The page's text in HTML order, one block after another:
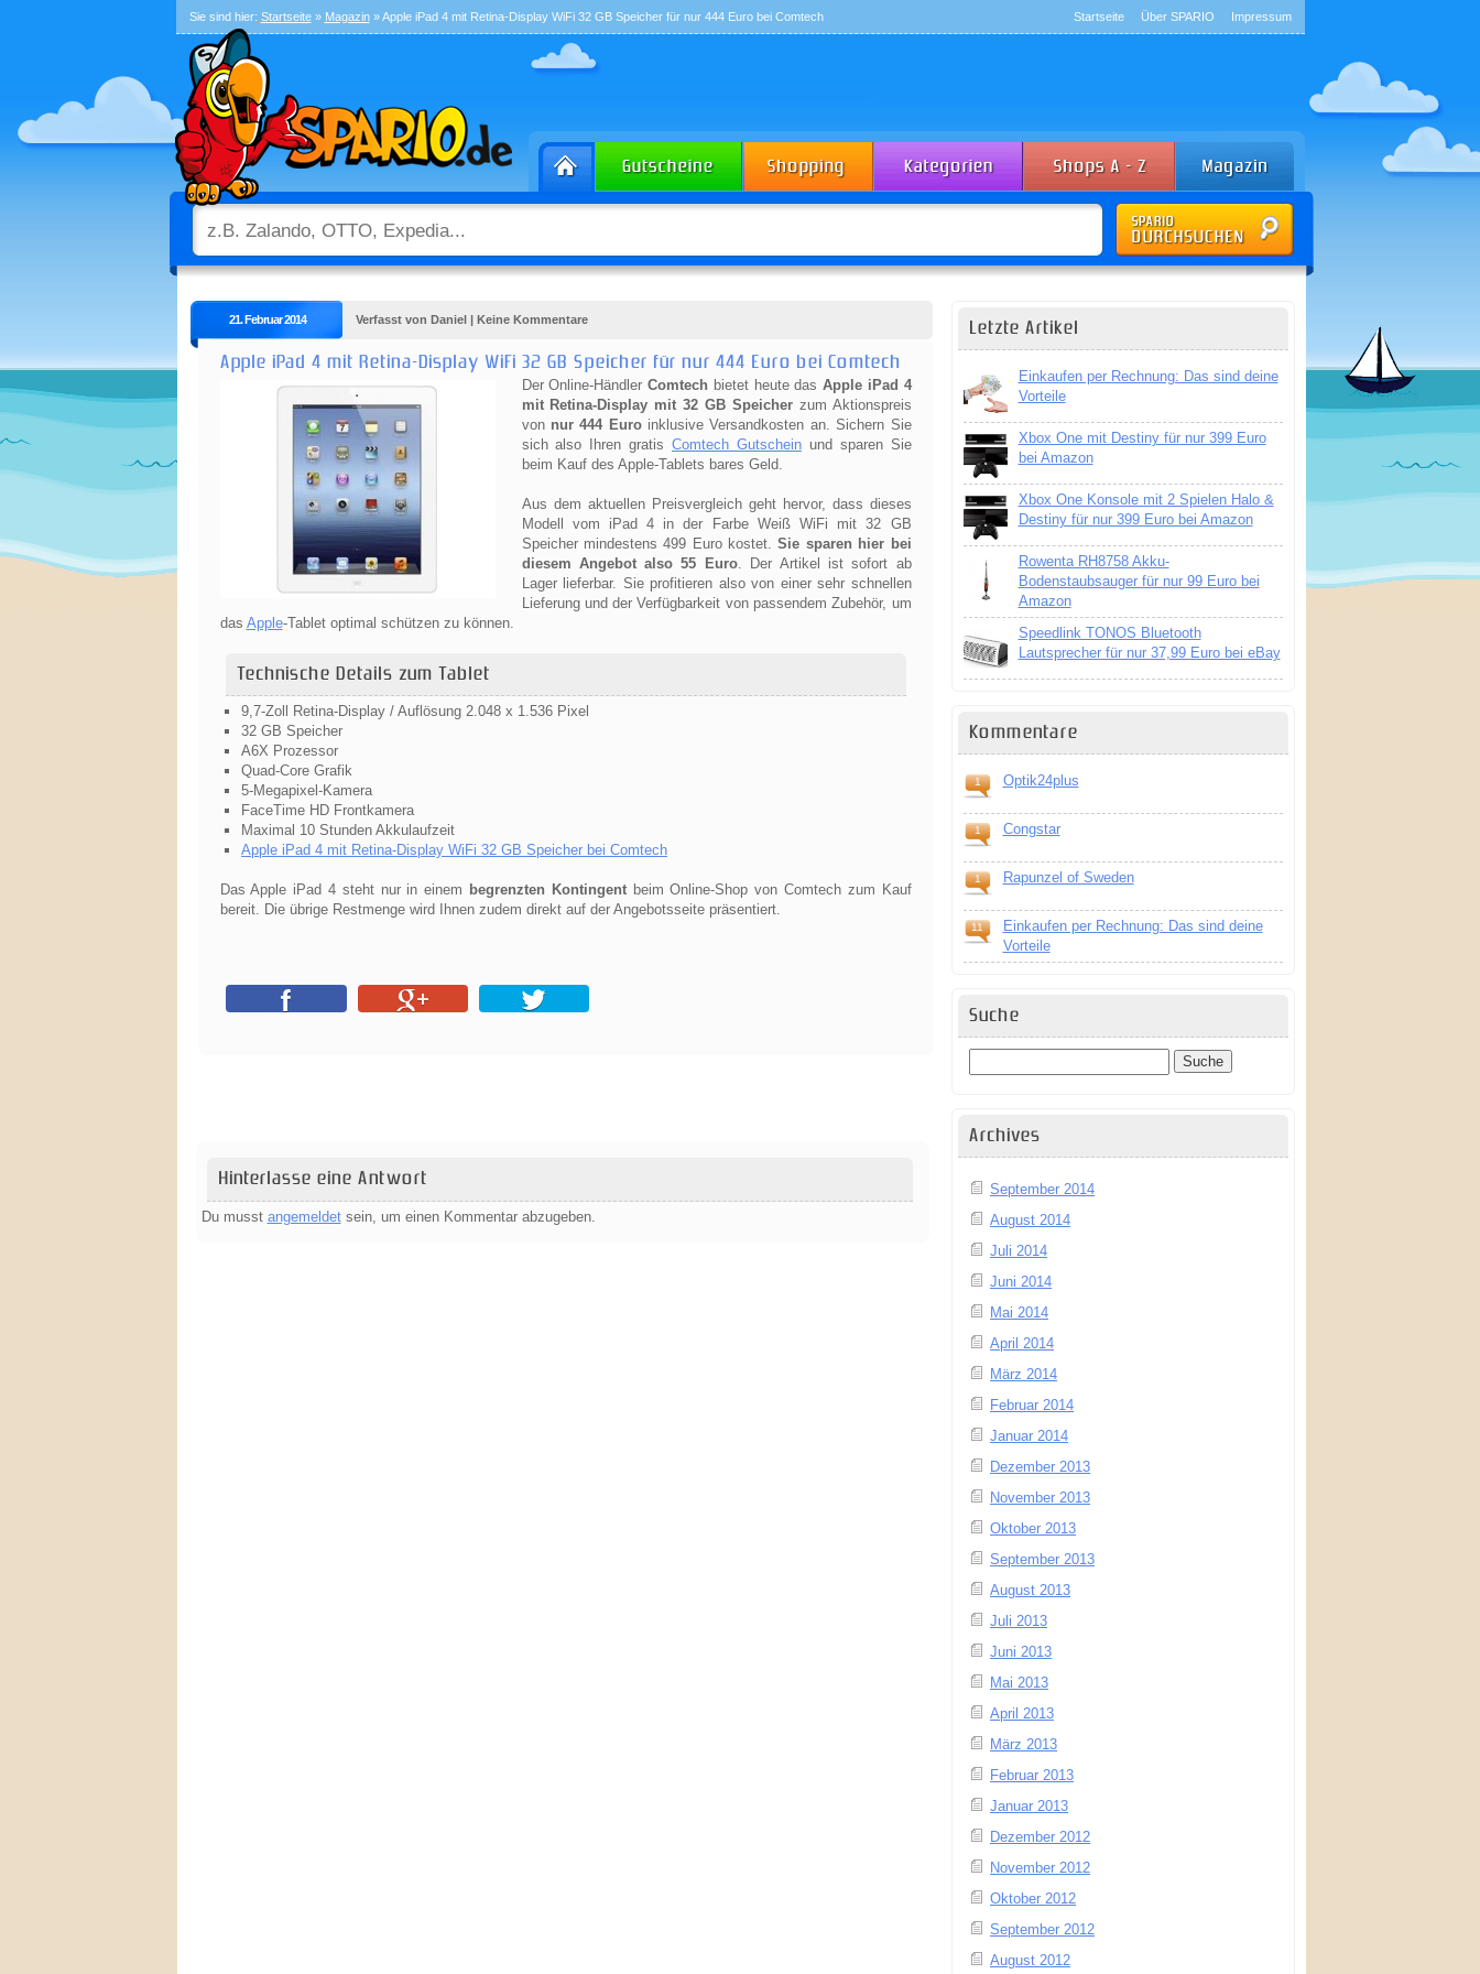
Sie sind hier: Startseite» Magazin» Apple iPad 4 mit Retina-Display WiFi 32 GB Speicher für nur 444 Euro bei Comtech Startseite Über SPARIO Impressum
21. Februar 2014 Verfasst von Daniel | Keine Kommentare
Apple iPad 4 mit Retina-Display WiFi 32 GB Speicher für nur 444 Euro bei Comtech
Der Online-Händler Comtech bietet heute das Apple iPad 4
mit Retina-Display mit 32 GB Speicherzum Aktionspreis
von nur 444 Euroinklusive Versandkosten an. Sichern Sie
sich also Ihren gratis Comtech Gutscheinund sparen Sie
beim Kauf des Apple-Tablets bares Geld.
Aus dem aktuellen Preisvergleich geht hervor, dass dieses
Modell vom iPad 4 in der Farbe Weiß WiFi mit 32 GB
Speicher mindestens 499 Euro kostet.Sie sparen hier bei
diesem Angebot also 55 Euro. Der Artikel ist sofort ab
Lager lieferbar. Sie profitieren also von einer sehr schnellen
Lieferung und der Verfügbarkeit von passendem Zubehör, um
das Apple-Tablet optimal schützen zu können.
Technische Details zum Tablet
9,7-Zoll Retina-Display / Auflösung 2.048 x 1.536 Pixel
32 GB Speicher
A6X Prozessor
Quad-Core Grafik
5-Megapixel-Kamera
FaceTime HD Frontkamera
Maximal 10 Stunden Akkulaufzeit
Apple iPad 4 mit Retina-Display WiFi 32 GB Speicher bei Comtech
Das Apple iPad 4 steht nur in einem begrenzten Kontingentbeim Online-Shop von Comtech zum Kauf
bereit. Die übrige Restmenge wird Ihnen zudem direkt auf der Angebotsseite präsentiert.
Hinterlasse eine Antwort
Du musst angemeldetsein, um einen Kommentar abzugeben.
Letzte Artikel
Einkaufen per Rechnung: Das sind deine
Vorteile
Xbox One mit Destiny für nur 399 Euro
bei Amazon
Xbox One Konsole mit 2 Spielen Halo &
Destiny für nur 399 Euro bei Amazon
Rowenta RH8758 Akku-
Bodenstaubsauger für nur 99 Euro bei
Amazon
Speedlink TONOS Bluetooth
Lautsprecher für nur 37,99 Euro bei eBay
Kommentare
1 Optik24plus
1 Congstar
1 Rapunzel of Sweden
11
Einkaufen per Rechnung: Das sind deine
Vorteile
Suche
Archives
September 2014
August 2014
Juli 2014
Juni 2014
Mai 2014
April 2014
März 2014
Februar 2014
Januar 2014
Dezember 2013
November 2013
Oktober 2013
September 2013
August 2013
Juli 2013
Juni 2013
Mai 2013
April 2013
März 2013
Februar 2013
Januar 2013
Dezember 2012
November 2012
Oktober 2012
September 2012
August 2012